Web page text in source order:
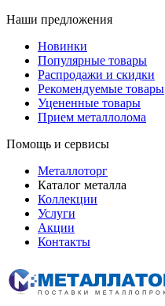
Наши предложения
Новинки
Популярные товары
Распродажи и скидки
Рекомендуемые товары
Уцененные товары
Прием металлолома
Помощь и сервисы
Металлоторг
Каталог металла
Коллекции
Услуги
Акции
Контакты